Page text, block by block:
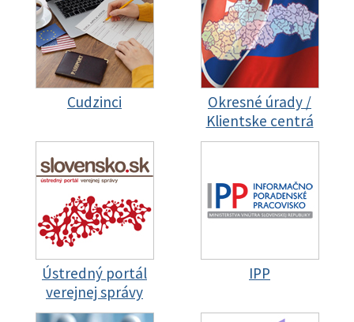
Cudzinci
Okresné úrady /
Klientske centrá
Ústredný portál
verejnej správy
IPP